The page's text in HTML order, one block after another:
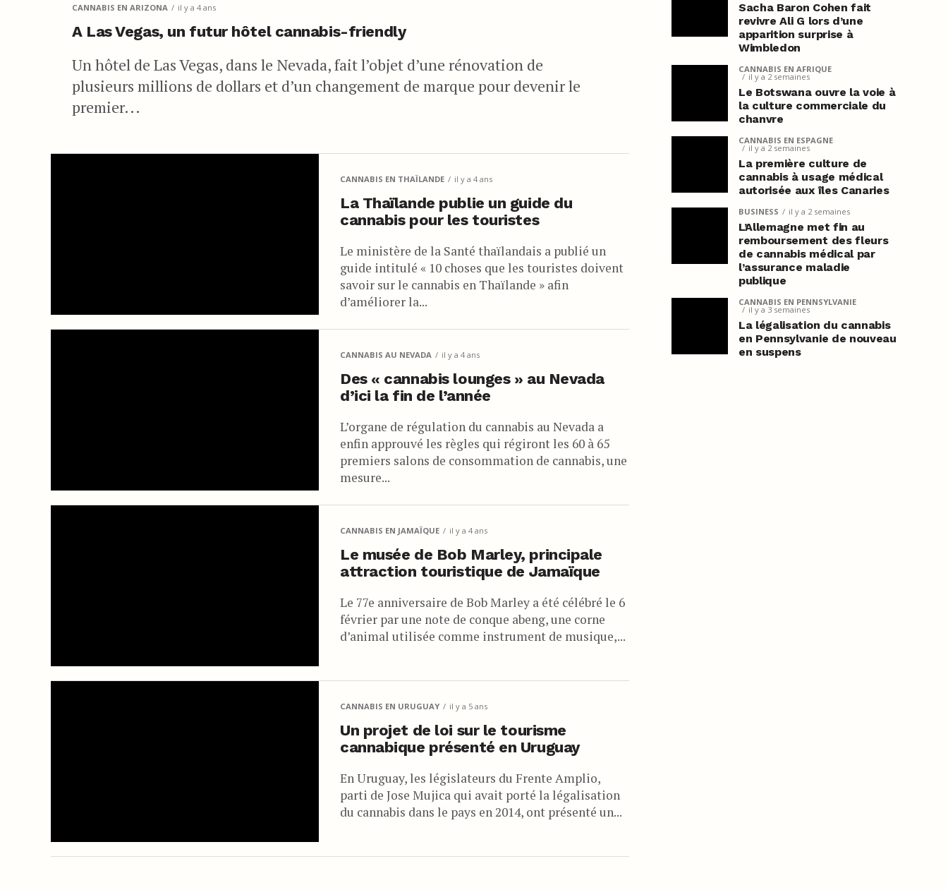
CANNABIS EN ARIZONA il y a 4 ans
A Las Vegas, un futur hôtel cannabis-friendly
Un hôtel de Las Vegas, dans le Nevada, fait l’objet d’une rénovation de
plusieurs millions de dollars et d’un changement de marque pour devenir le
premier...
CANNABIS EN THAÏLANDE il y a 4 ans
La Thaïlande publie un guide du
cannabis pour les touristes
Le ministère de la Santé thaïlandais a publié un
guide intitulé « 10 choses que les touristes doivent
savoir sur le cannabis en Thaïlande » afin
d’améliorer la...
CANNABIS AU NEVADA il y a 4 ans
Des « cannabis lounges » au Nevada
d’ici la fin de l’année
L’organe de régulation du cannabis au Nevada a
enfin approuvé les règles qui régiront les 60 à 65
premiers salons de consommation de cannabis, une
mesure...
CANNABIS EN JAMAÏQUE il y a 4 ans
Le musée de Bob Marley, principale
attraction touristique de Jamaïque
Le 77e anniversaire de Bob Marley a été célébré le 6
février par une note de conque abeng, une corne
d’animal utilisée comme instrument de musique,...
CANNABIS EN URUGUAY il y a 5 ans
Un projet de loi sur le tourisme
cannabique présenté en Uruguay
En Uruguay, les législateurs du Frente Amplio,
parti de Jose Mujica qui avait porté la légalisation
du cannabis dans le pays en 2014, ont présenté un...
Sacha Baron Cohen fait
revivre Ali G lors d’une
apparition surprise à
Wimbledon
CANNABIS EN AFRIQUE
il y a 2 semaines
Le Botswana ouvre la voie à
la culture commerciale du
chanvre
CANNABIS EN ESPAGNE
il y a 2 semaines
La première culture de
cannabis à usage médical
autorisée aux îles Canaries
BUSINESS il y a 2 semaines
L’Allemagne met fin au
remboursement des fleurs
de cannabis médical par
l’assurance maladie
publique
CANNABIS EN PENNSYLVANIE
il y a 3 semaines
La légalisation du cannabis
en Pennsylvanie de nouveau
en suspens